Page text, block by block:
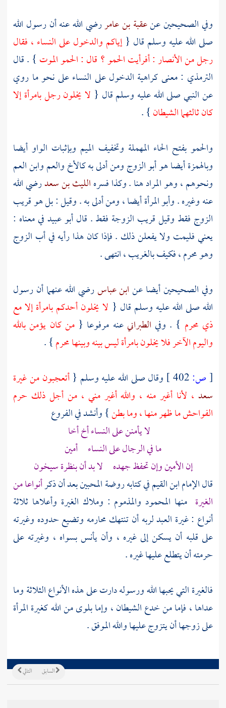
وفي الصحيحين عنعقبة بن عامررضي الله عنه أن رسول الله
صلى الله عليه وسلم قال {إياكم والدخول على النساء ، فقال
رجل منالأنصار: أفرأيت الحمو ؟ قال : الحمو الموت } . قال
الترمذي : معنى كراهية الدخول على النساء على نحو ما روي
عن النبي صلى الله عليه وسلم قال { لا يخلون رجل بامرأة إلا
كان ثالثهما الشيطان} .
والحمو بفتح الحاء المهملة وتخفيف الميم وبإثبات الواو أيضا
وبالهمزة أيضا هو أبو الزوج ومن أدلى به كالأخ والعم وابن العم
ونحوهم ، وهو المراد هنا . وكذا فسرهالليث بن سعدرضي الله
عنه وغيره . وأبو المرأة أيضا ، ومن أدلى به . وقيل : بل هو قريب
الزوج فقط وقيل قريب الزوجة فقط . قالأبو عبيدفي معناه :
يعني فليمت ولا يفعلن ذلك . فإذا كان هذا رأيه في أب الزوج
وهو محرم ، فكيف بالغريب ، انتهى .
وفي الصحيحين أيضا عنابن عباسرضي الله عنهما أن رسول
الله صلى الله عليه وسلم قال { لا يخلون أحدكم بامرأة إلا مع
ذي محرم } . وفي الطبرانيعنه مرفوعا {من كان يؤمن بالله
واليوم الآخر فلا يخلون بامرأة ليس بينه وبينها محرم} .
[ص: وقال صلى الله عليه وسلم {أتعجبون من غيرة
سعد ، لأنا أغير منه ، والله أغير مني ، من أجل ذلك حرم
الفواحش ما ظهر منها ، وما بطن} وأنشد في الفروع
لا يأمنن على النساء أخ أخا
ما في الرجال على النساء أمين
إن الأمين وإن تحفظ جهده لا بد أن بنظرة سيخون
قال الإمامابن القيمفي كتابه روضة المحبين بعد أن ذكرأنواعا من
الغيرة منها المحمود والمذموم : وملاك الغيرة وأعلاها ثلاثة
أنواع : غيرة العبد لربه أن تنتهك محارمه وتضيع حدوده وغيرته
على قلبه أن يسكن إلى غيره ، وأن يأنس بسواه ، وغيرته على
حرمته أن يتطلع عليها غيره .
فالغيرة التي يحبها الله ورسوله دارت على هذه الأنواع الثلاثة وما
عداها ، فإما من خدع الشيطان ، وإما بلوى من الله كغيرة المرأة
على زوجها أن يتزوج عليها والله الموفق .
التالي السابق